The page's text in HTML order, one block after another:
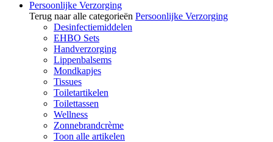
Persoonlijke Verzorging
Terug naar alle categorieën Persoonlijke Verzorging
Desinfectiemiddelen
EHBO Sets
Handverzorging
Lippenbalsems
Mondkapjes
Tissues
Toiletartikelen
Toilettassen
Wellness
Zonnebrandcrème
Toon alle artikelen